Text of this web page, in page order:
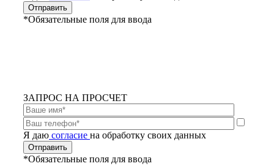
*Обязательные поля для ввода
ЗАПРОС НА ПРОСЧЕТ
Я даю согласие на обработку своих данных
*Обязательные поля для ввода